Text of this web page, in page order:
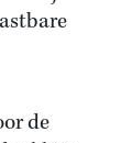
de